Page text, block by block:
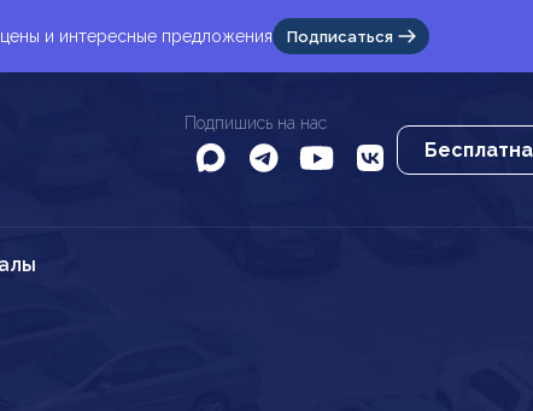
и интересные предложения Подписаться
Подпишись на нас